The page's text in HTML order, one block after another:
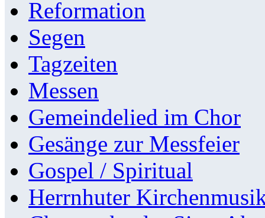
Reformation
Segen
Tagzeiten
Messen
Gemeindelied im Chor
Gesänge zur Messfeier
Gospel / Spiritual
Herrnhuter